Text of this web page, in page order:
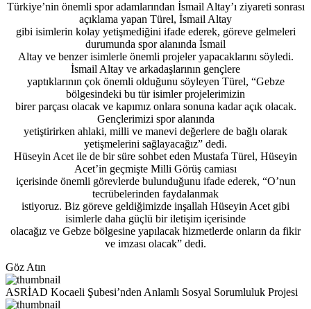
Türkiye’nin önemli spor adamlarından İsmail Altay’ı ziyareti sonrası
açıklama yapan Türel, İsmail Altay
gibi isimlerin kolay yetişmediğini ifade ederek, göreve gelmeleri
durumunda spor alanında İsmail
Altay ve benzer isimlerle önemli projeler yapacaklarını söyledi.
İsmail Altay ve arkadaşlarının gençlere
yaptıklarının çok önemli olduğunu söyleyen Türel, “Gebze
bölgesindeki bu tür isimler projelerimizin
birer parçası olacak ve kapımız onlara sonuna kadar açık olacak.
Gençlerimizi spor alanında
yetiştirirken ahlaki, milli ve manevi değerlere de bağlı olarak
yetişmelerini sağlayacağız” dedi.
Hüseyin Acet ile de bir süre sohbet eden Mustafa Türel, Hüseyin
Acet’in geçmişte Milli Görüş camiası
içerisinde önemli görevlerde bulunduğunu ifade ederek, “O’nun
tecrübelerinden faydalanmak
istiyoruz. Biz göreve geldiğimizde inşallah Hüseyin Acet gibi
isimlerle daha güçlü bir iletişim içerisinde
olacağız ve Gebze bölgesine yapılacak hizmetlerde onların da fikir
ve imzası olacak” dedi.
Göz Atın
ASRİAD Kocaeli Şubesi’nden Anlamlı Sosyal Sorumluluk Projesi